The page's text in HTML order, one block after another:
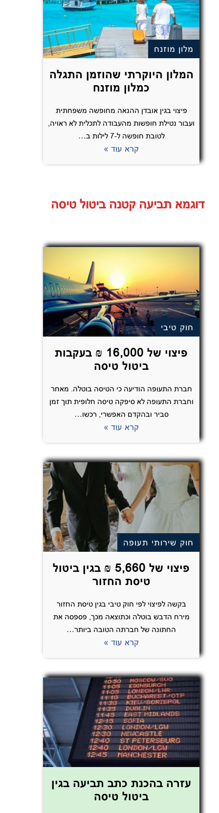
מלון מוזנח
המלון היוקרתי שהוזמן התגלה
כמלון מוזנח
פיצוי בגין אובדן ההנאה מחופשה משפחתית
ועבור נטילת חופשות מהעבודה לתכלית לא ראויה,
לטובת חופשה ל-7 לילות ב…
קרא עוד »
דוגמא תביעה קטנה ביטול טיסה
חוק טיבי
פיצוי של 16,000 ₪ בעקבות
ביטול טיסה
חברת התעופה הודיעה כי הטיסה בוטלה. מאחר
וחברת התעופה לא סיפקה טיסה חלופית תוך זמן
סביר ובהקדם האפשרי, רכשו…
קרא עוד »
חוק שירותי תעופה
פיצוי של 5,660 ₪ בגין ביטול
טיסת החזור
בקשה לפיצוי לפי חוק טיבי בגין טיסת החזור
מירח הדבש בוטלה וכתוצאה מכך, פספסה את
החתונה של חברתה הטובה ביותר…
קרא עוד »
עזרה בהכנת כתב תביעה בגין
ביטול טיסה